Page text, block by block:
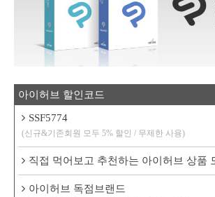
아이허브 할인코드
SSF5774
(신규&기존회원 모두 5% 할인 / 무제한 사용)
직접 먹어보고 추천하는 아이허브 상품
아이허브 독점브랜드